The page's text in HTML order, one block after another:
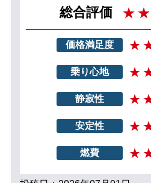
総合評価
価格満足度
乗り心地
静寂性
安定性
燃費